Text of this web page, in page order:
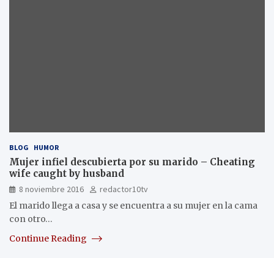
BLOG HUMOR
Mujer infiel descubierta por su marido – Cheating
wife caught by husband
8 noviembre 2016
redactor10tv
El marido llega a casa y se encuentra a su mujer en la cama
con otro…
Continue Reading